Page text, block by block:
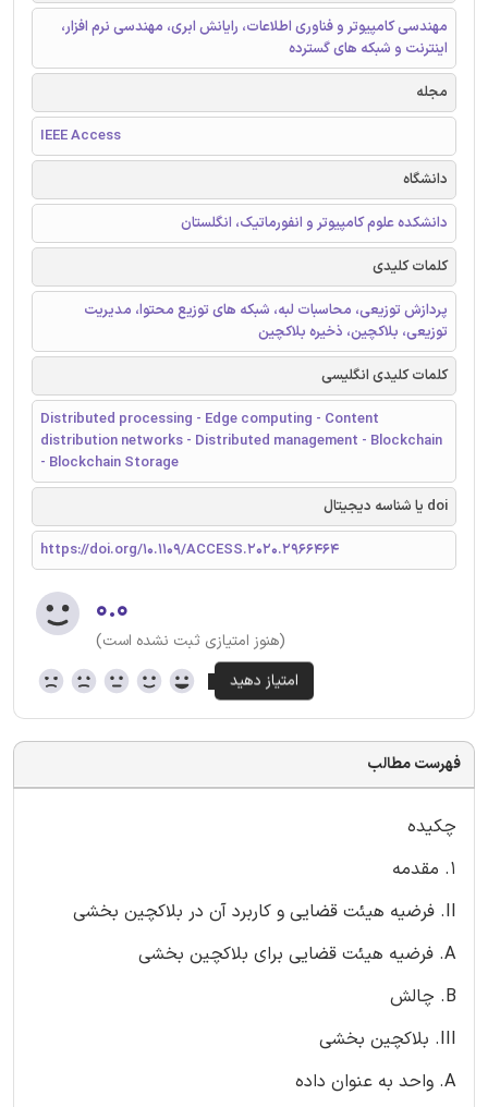
مهندسی کامپیوتر و فناوری اطلاعات، رایانش ابری، مهندسی نرم افزار،
اینترنت و شبکه های گسترده
مجله
IEEE Access
دانشگاه
دانشکده علوم کامپیوتر و انفورماتیک، انگلستان
کلمات کلیدی
پردازش توزیعی، محاسبات لبه، شبکه های توزیع محتوا، مدیریت
توزیعی، بلاکچین، ذخیره بلاکچین
کلمات کلیدی انگلیسی
Distributed processing - Edge computing - Content
distribution networks - Distributed management - Blockchain
- Blockchain Storage
doi یا شناسه دیجیتال
https://doi.org/10.1109/ACCESS.2020.2966464
۰.۰
(هنوز امتیازی ثبت نشده است)
فهرست مطالب
چکیده
1. مقدمه
II. فرضیه هیئت قضایی و کاربرد آن در بلاکچین بخشی
A. فرضیه هیئت قضایی برای بلاکچین بخشی
B. چالش
III. بلاکچین بخشی
A. واحد به عنوان داده